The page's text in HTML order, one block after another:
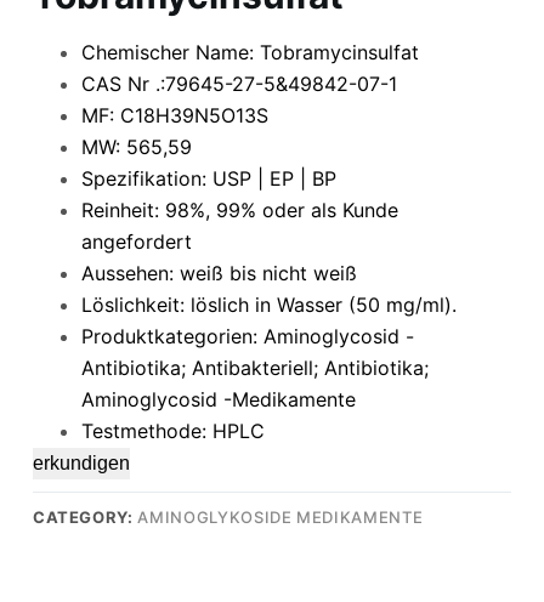
Chemischer Name: Tobramycinsulfat
CAS Nr .:79645-27-5&49842-07-1
MF: C18H39N5O13S
MW: 565,59
Spezifikation: USP | EP | BP
Reinheit: 98%, 99% oder als Kunde
angefordert
Aussehen: weiß bis nicht weiß
Löslichkeit: löslich in Wasser (50 mg/ml).
Produktkategorien: Aminoglycosid -
Antibiotika; Antibakteriell; Antibiotika;
Aminoglycosid -Medikamente
Testmethode: HPLC
erkundigen
CATEGORY: AMINOGLYKOSIDE MEDIKAMENTE